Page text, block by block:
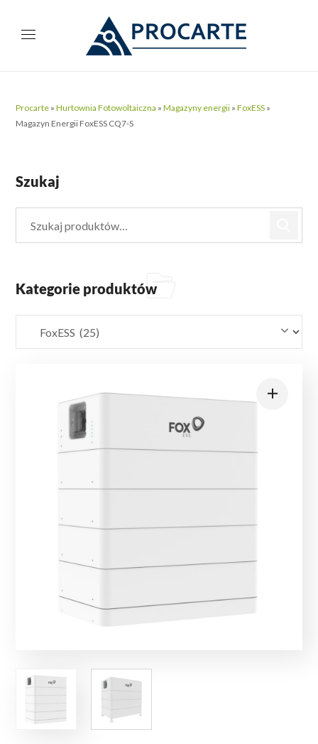
Procarte »Hurtownia Fotowoltaiczna »Magazyny energii »FoxESS »
Magazyn Energii FoxESS CQ7-S
Szukaj
Kategorie produktów